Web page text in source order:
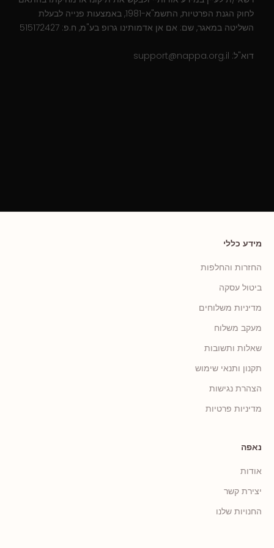
לחוק הגנת הפרטיות, התשמ"א-1981, באמצעות פנייה לבעלת
השליטה במאגר, שם: אם אן אדמותינו גרופ בע"מ, ח.פ: 515172427
דוא"ל: support@nappa.org.il
מידע כללי
החזרות והחלפות
ביטול עסקה
מדיניות משלוחים
מעקב משלוח
שאלות ותשובות
תקנון ותנאי שימוש
הצהרת נגישות
מדיניות פרטיות
נאפה
אודות
יצירת קשר
החנויות שלנו